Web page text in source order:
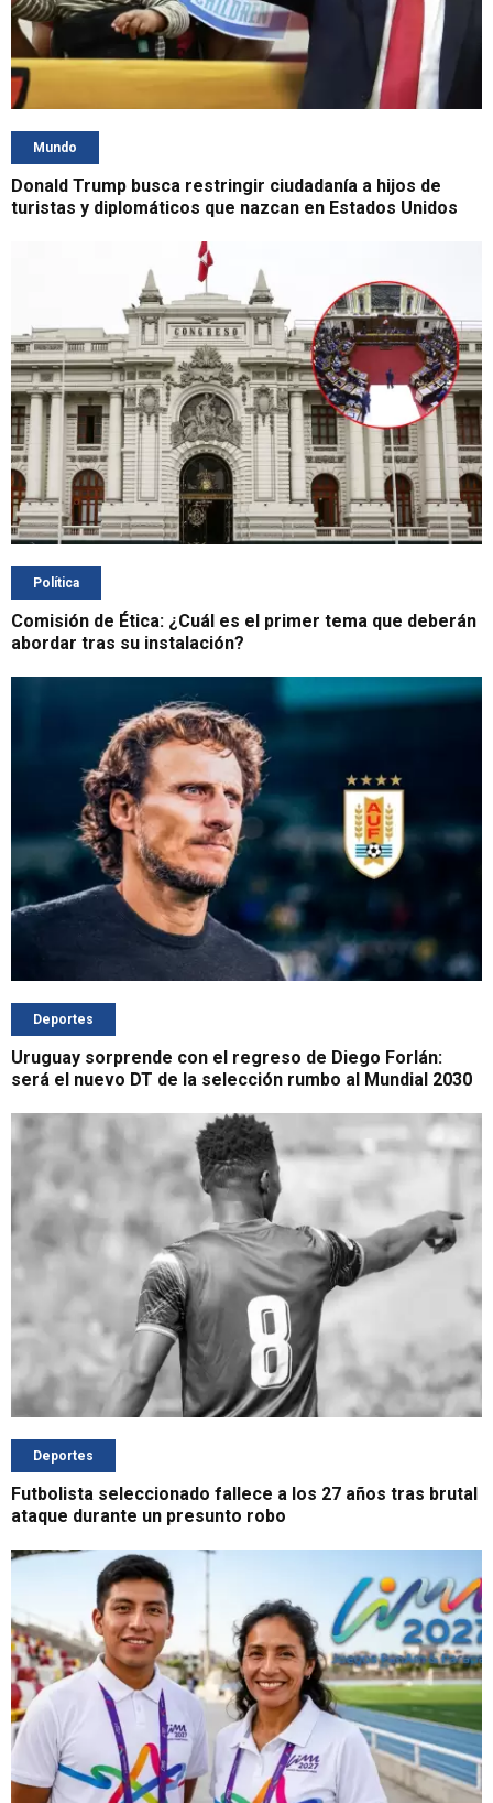
Mundo
Donald Trump busca restringir ciudadanía a hijos de
turistas y diplomáticos que nazcan en Estados Unidos
Política
Comisión de Ética: ¿Cuál es el primer tema que deberán
abordar tras su instalación?
Deportes
Uruguay sorprende con el regreso de Diego Forlán:
será el nuevo DT de la selección rumbo al Mundial 2030
Deportes
Futbolista seleccionado fallece a los 27 años tras brutal
ataque durante un presunto robo